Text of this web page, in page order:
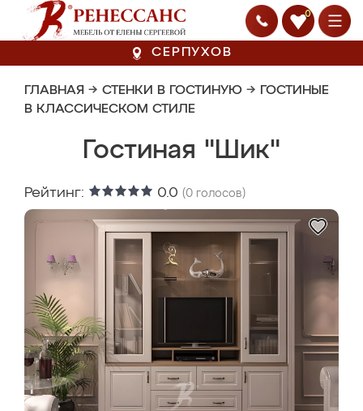
0
СЕРПУХОВ
ГЛАВНАЯ → СТЕНКИ В ГОСТИНУЮ → ГОСТИНЫЕ
В КЛАССИЧЕСКОМ СТИЛЕ
Гостиная "Шик"
Рейтинг: 0.0 (0 голосов)